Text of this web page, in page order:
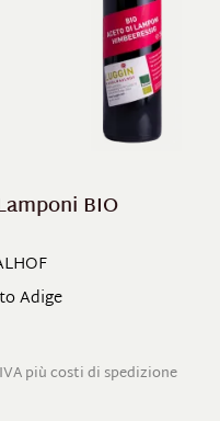
BIO
Adige
più costi di spedizione